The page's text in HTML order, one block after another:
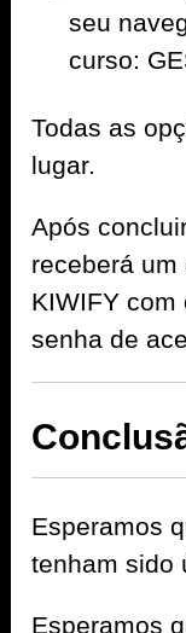
seu
curso:
Todas as
lugar.
Após
receberá
KIWIFY
senha de
Esperamos
tenham sido
Esperamos